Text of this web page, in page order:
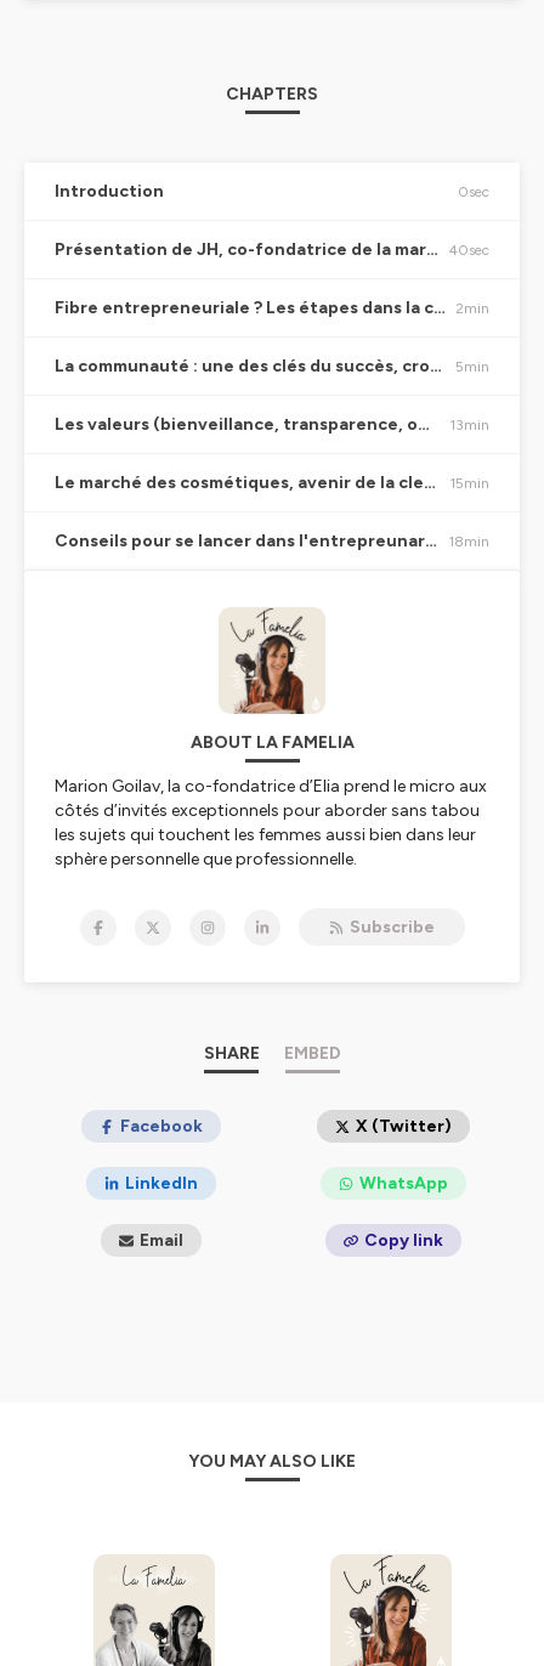
CHAPTERS
Introduction 0sec
Présentation de JH, co-fondatrice de la marque respire, passionnée de course à pied 40sec
Fibre entrepreneuriale ? Les étapes dans la construction de respire 2min
La communauté : une des clés du succès, crowfunding 5min
Les valeurs (bienveillance, transparence, optimisme) 13min
Le marché des cosmétiques, avenir de la clean Beauty 15min
Conseils pour se lancer dans l'entrepreunariat et conclusion 18min
ABOUT LA FAMELIA
Marion Goilav, la co-fondatrice d’Elia prend le micro aux
côtés d’invités exceptionnels pour aborder sans tabou
les sujets qui touchent les femmes aussi bien dans leur
sphère personnelle que professionnelle.
perso, désirs, sujets tabou et entrepreneuriat !
🎧Rendez-vous chaque mardi à partir de 6h30 pour un
ausha.co/politique-de-
confidentialitepour plus d'informations.
Subscribe
SHARE EMBED
Facebook X (Twitter)
LinkedIn WhatsApp
Email Copy link
YOU MAY ALSO LIKE